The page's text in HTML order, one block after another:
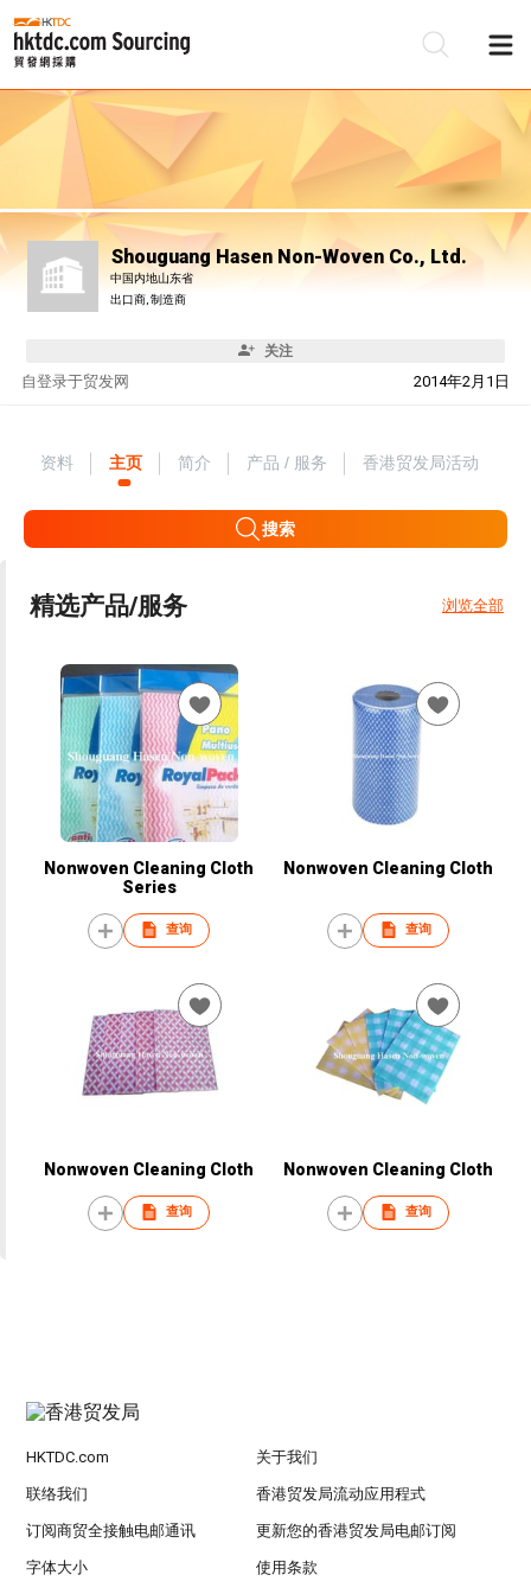
Shouguang Hasen Non-Woven Co., Ltd.
中国内地山东省
出口商, 制造商
关注
自 2014年2月1日
登录于贸发网
资料 主页 简介 产品 / 服务 香港贸发局活动
搜索
精选产品/服务 浏览全部
Nonwoven Cleaning Cloth
Series
查询
Nonwoven Cleaning Cloth
查询
Nonwoven Cleaning Cloth
查询
Nonwoven Cleaning Cloth
查询
HKTDC.com 关于我们
联络我们 香港贸发局流动应用程式
订阅商贸全接触电邮通讯 更新您的香港贸发局电邮订阅
字体大小 使用条款